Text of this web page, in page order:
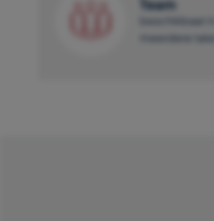
Team
beschikbaar in
meerdere talen